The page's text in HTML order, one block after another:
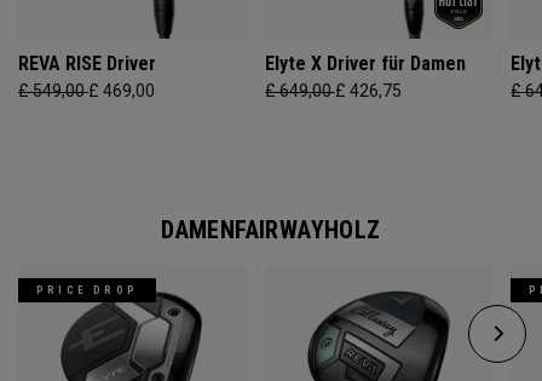
REVA RISE Driver
£ 549,00£ 469,00
Elyte X Driver für Damen
£ 649,00£ 426,75 £
DAMENFAIRWAYHOLZ
PRICE DROP